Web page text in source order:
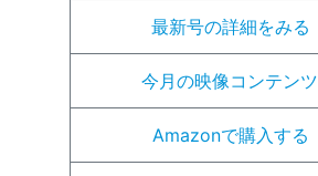
最新号の詳細をみる
今月の映像コンテンツ
Amazonで購入する